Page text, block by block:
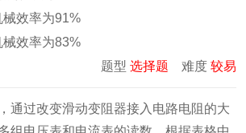
效率为91%
效率为83%
题型 选择题 难度 较易
通过改变滑动变阻器接入电路电阻的大